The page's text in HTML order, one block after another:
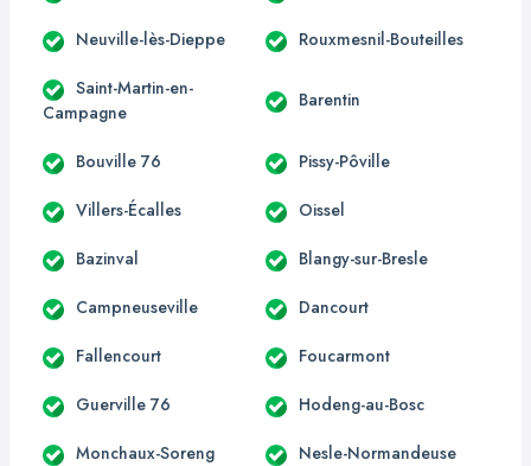
Neuville-lès-Dieppe Rouxmesnil-Bouteilles
Saint-Martin-en-
Campagne
Barentin
Bouville 76 Pissy-Pôville
Villers-Écalles Oissel
Bazinval Blangy-sur-Bresle
Campneuseville Dancourt
Fallencourt Foucarmont
Guerville 76 Hodeng-au-Bosc
Monchaux-Soreng Nesle-Normandeuse